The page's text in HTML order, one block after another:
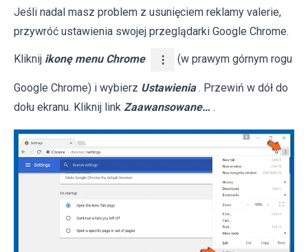
Jeśli nadal masz problem z usunięciem reklamy valerie,
przywróć ustawienia swojej przeglądarki Google Chrome.
Kliknij ikonę menu Chrome (w prawym górnym rogu
Google Chrome) i wybierz Ustawienia . Przewiń w dół do
dołu ekranu. Kliknij link Zaawansowane… .